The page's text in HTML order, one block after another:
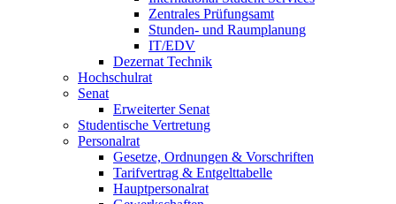
Zentrales Prüfungsamt
Stunden- und Raumplanung
IT/EDV
Dezernat Technik
Hochschulrat
Senat
Erweiterter Senat
Studentische Vertretung
Personalrat
Gesetze, Ordnungen & Vorschriften
Tarifvertrag & Entgelttabelle
Hauptpersonalrat